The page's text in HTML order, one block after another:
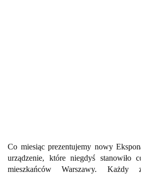
Co miesiąc prezentujemy nowy
urządzenie, które niegdyś stanowiło
mieszkańców Warszawy.